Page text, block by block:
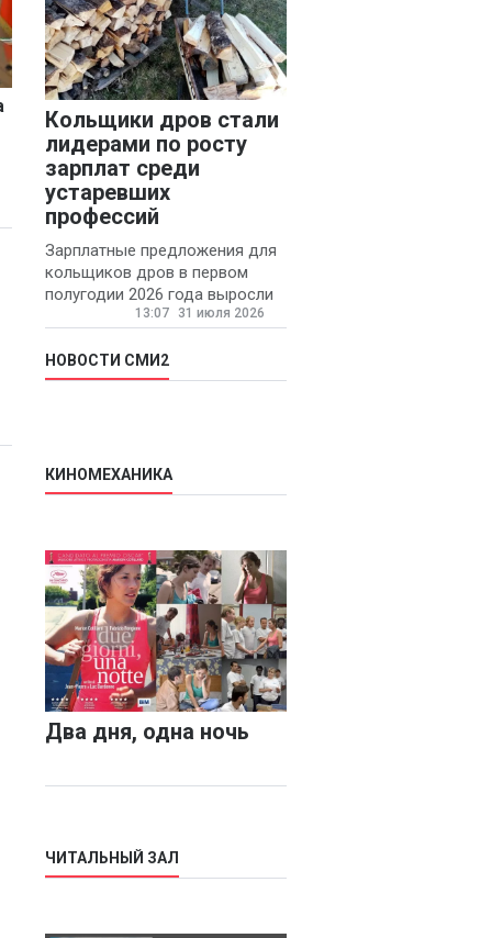
Кольщики дров стали
лидерами по росту
зарплат среди
устаревших
профессий
Зарплатные предложения для
кольщиков дров в первом
полугодии 2026 года выросли
на 58% - 62 тысяч рублей в
«Прайм».
13:07 31 июля 2026
НОВОСТИ СМИ2
КИНОМЕХАНИКА
Два дня, одна ночь
ЧИТАЛЬНЫЙ ЗАЛ